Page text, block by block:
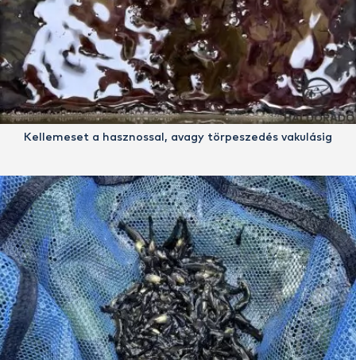
Kellemeset a hasznossal, avagy törpeszedés vakulásig